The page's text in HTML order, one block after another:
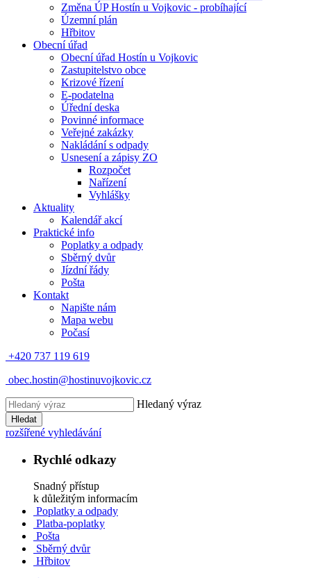
Změna ÚP Hostín u Vojkovic - probíhající
Územní plán
Hřbitov
Obecní úřad
Obecní úřad Hostín u Vojkovic
Zastupitelstvo obce
Krizové řízení
E-podatelna
Úřední deska
Povinné informace
Veřejné zakázky
Nakládání s odpady
Usnesení a zápisy ZO
Rozpočet
Nařízení
Vyhlášky
Aktuality
Kalendář akcí
Praktické info
Poplatky a odpady
Sběrný dvůr
Jízdní řády
Pošta
Kontakt
Napište nám
Mapa webu
Počasí
+420 737 119 619
obec.hostin@hostinuvojkovic.cz
Hledaný výraz
Hledat
rozšířené vyhledávání
Rychlé odkazy
Snadný přístup
k důležitým informacím
Poplatky a odpady
Platba-poplatky
Pošta
Sběrný dvůr
Hřbitov